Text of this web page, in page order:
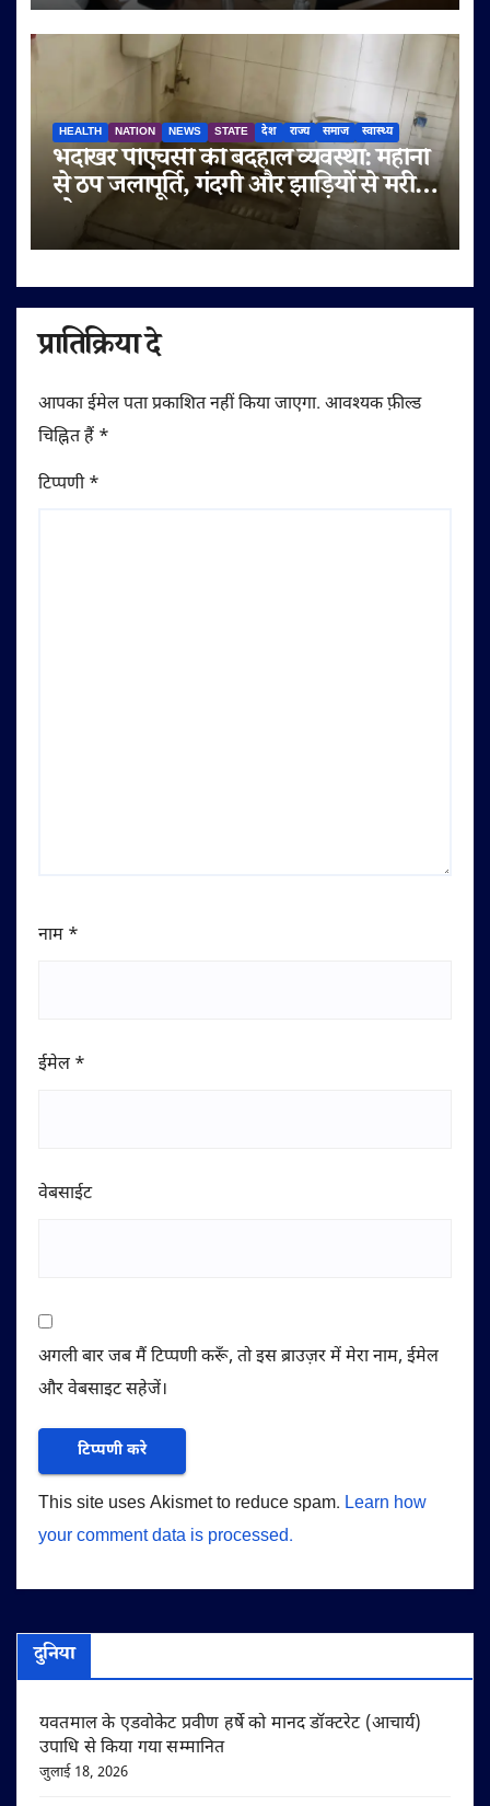
HEALTH NATION NEWS STATE देश राज्य समाज स्वास्थ्य
भदोखर पीएचसी की बदहाल व्यवस्था: महीनों
से ठप जलापूर्ति, गंदगी और झाड़ियों से मरीज
परेशान
प्रातिक्रिया दे
आपका ईमेल पता प्रकाशित नहीं किया जाएगा. आवश्यक फ़ील्ड
चिह्नित हैं *
टिप्पणी*
नाम *
ईमेल *
वेबसाईट
अगली बार जब मैं टिप्पणी करूँ, तो इस ब्राउज़र में मेरा नाम, ईमेल
और वेबसाइट सहेजें।
This site uses Akismet to reduce spam. Learn how
your comment data is processed.
दुनिया
यवतमाल के एडवोकेट प्रवीण हर्षे को मानद डॉक्टरेट (आचार्य)
उपाधि से किया गया सम्मानित
जुलाई 18, 2026